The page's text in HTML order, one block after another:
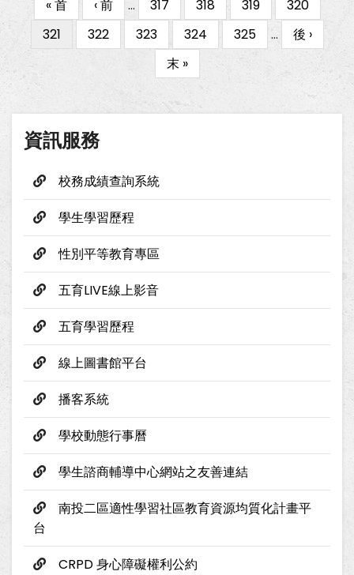
Pagination
First
page
« 首
Previous
page
‹ 前 … Page
317 Page
318 Page
319 Page
320
目
前
頁
321 Page
322 Page
323 Page
324 Page
325 …
下
一
後 ›
Last
page
末 »
資訊服務
校務成績查詢系統
學生學習歷程
性別平等教育專區
五育LIVE線上影音
五育學習歷程
線上圖書館平台
播客系統
學校動態行事曆
學生諮商輔導中心網站之友善連結
南投二區適性學習社區教育資源均質化計畫平
台
CRPD 身心障礙權利公約